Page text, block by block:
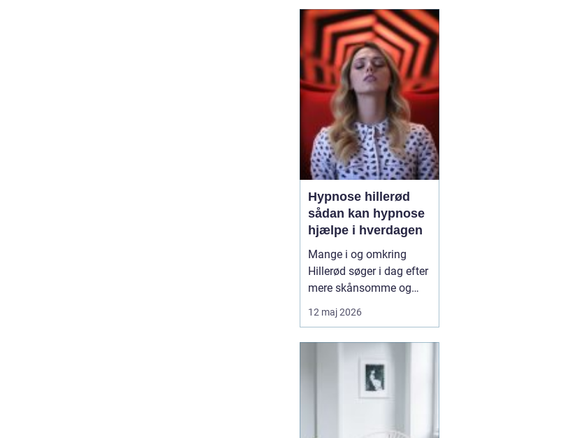
arbejder målrettet med
kroppens led og muskler
og kan ofte lindre
smerter, forbedre
bevægeligheden og
forebygge nye p...
Hypnose hillerød
sådan kan hypnose
hjælpe i hverdagen
Mange i og omkring
Hillerød søger i dag efter
mere skånsomme og
målrettede måder at få
det bedre på. Her skiller
kombinerer ro, fokus og
dyb mental foran...
12 maj 2026